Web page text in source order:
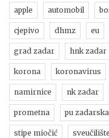
apple automobil
cjepivo dhmz eu
grad zadar hnk zadar
korona koronavirus
namirnice nk zadar
prometna pu zadarska
stipe miočić